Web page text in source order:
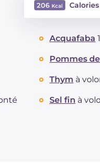
206
Glucides
Protéine
Graisses
Fibre
Acquafaba
Pommes
Thym à
Sel fin à